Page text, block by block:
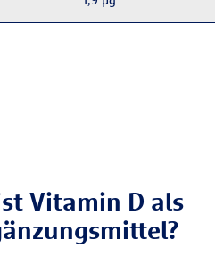
Vitamin D als